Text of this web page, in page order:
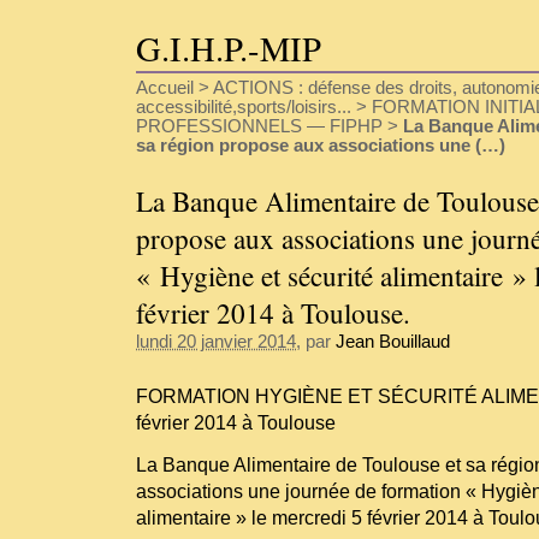
G.I.H.P.-MIP
Accueil > ACTIONS : défense des droits,
accessibilité,sports/loisirs... > FORMATION
PROFESSIONNELS — FIPHP > La Banque
sa région propose aux associations une (…)
La Banque Alimentaire de
propose aux associations une
« Hygiène et sécurité alimentaire »
février 2014 à Toulouse.
lundi 20 janvier 2014, par Jean Bouillaud
FORMATION HYGIÈNE ET SÉCURITÉ
février 2014 à Toulouse
La Banque Alimentaire de Toulouse et sa
associations une journée de formation «
alimentaire » le mercredi 5 février 2014 à